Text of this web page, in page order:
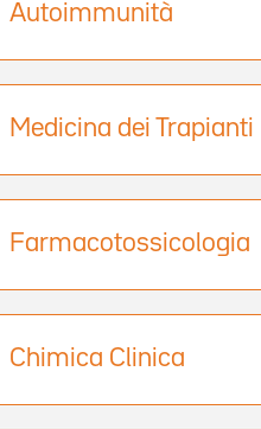
Autoimmunità
Medicina dei Trapianti
Farmacotossicologia
Chimica Clinica